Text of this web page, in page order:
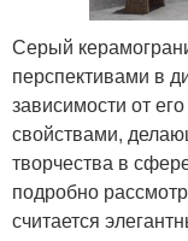
Серый
перспективами в
зависимости от
свойствами,
творчества в
подробно
считается